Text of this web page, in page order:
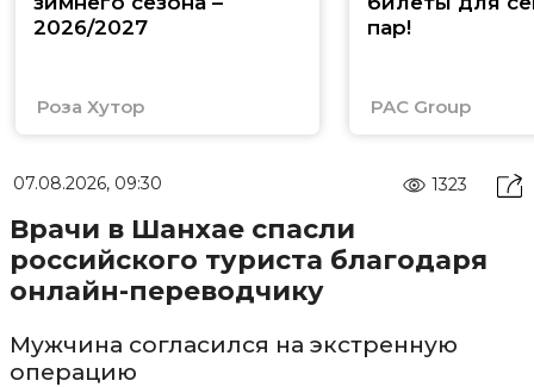
2026/2027
Роза Хутор
пар!
PAC Group
07.08.2026, 09:30 1323
Врачи в Шанхае спасли
российского туриста благодаря
онлайн-переводчику
Мужчина согласился на экстренную
операцию